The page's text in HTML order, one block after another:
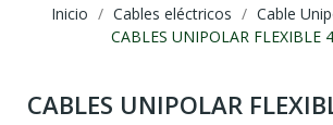
Inicio Cables eléctricos
Cable
CABLES UNIPOLAR FLEXIBLE
CABLES UNIPOLAR